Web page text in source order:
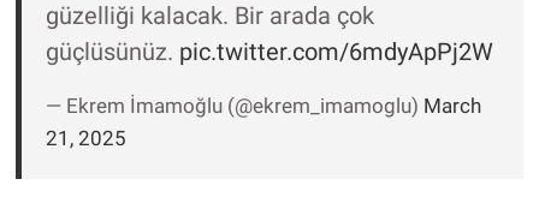
güzelliği kalacak. Bir arada çok
güçlüsünüz. pic.twitter.com/6mdyApPj2W
— Ekrem İmamoğlu (@ekrem_imamoglu) March
21, 2025
Teknoloji
Türkiye'nin Geleceği